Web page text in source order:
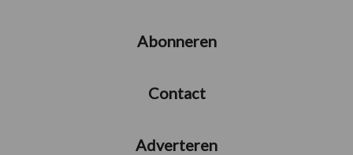
Abonneren
Contact
Adverteren